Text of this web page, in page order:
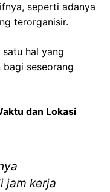
seperti adanya
terorganisir.
hal yang
seseorang
dan Lokasi
jam kerja